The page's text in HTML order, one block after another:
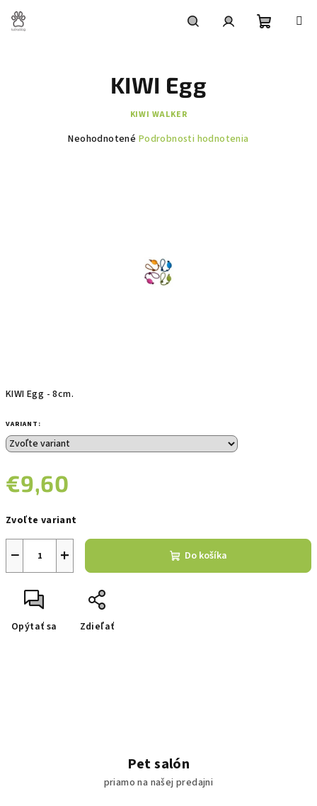
obsah
KIWI Egg - 8cm.
VARIANT:
€9,60
cena:
Zvoľte variant
+
− Do košíka
Opýtať sa Zdieľať
KIWI Egg
KIWI WALKER
Priemerné
Neohodnotené Podrobnosti hodnotenia
Pet salón
priamo na našej predajni